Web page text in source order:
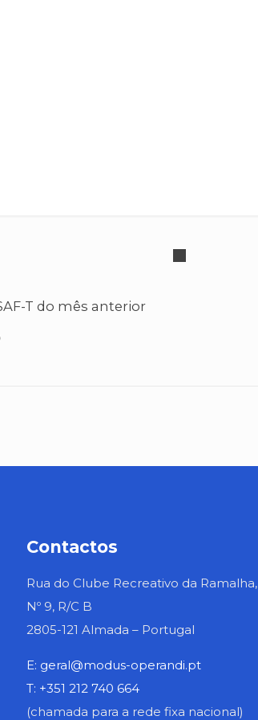
T do mês anterior
Contactos
Rua do Clube Recreativo da Ramalha,
Nº 9, R/C B
2805-121 Almada – Portugal
E: geral@modus-operandi.pt
T: +351 212 740 664
(chamada para a rede fixa nacional)